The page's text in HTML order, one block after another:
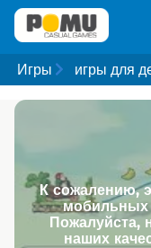
Игры игры для
К сожалению,
мобильных
Пожалуйста,
наших